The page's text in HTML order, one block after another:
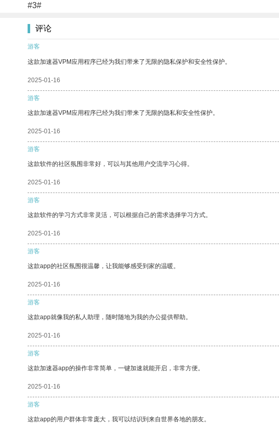
#3#
评论
游客
这款加速器VPM应用程序已经为我们带来了无限的隐私保护和安全性保护。
2025-01-16
游客
这款加速器VPM应用程序已经为我们带来了无限的隐私和安全性保护。
2025-01-16
游客
这款软件的社区氛围非常好，可以与其他用户交流学习心得。
2025-01-16
游客
这款软件的学习方式非常灵活，可以根据自己的需求选择学习方式。
2025-01-16
游客
这款app的社区氛围很温馨，让我能够感受到家的温暖。
2025-01-16
游客
这款app就像我的私人助理，随时随地为我的办公提供帮助。
2025-01-16
游客
这款加速器app的操作非常简单，一键加速就能开启，非常方便。
2025-01-16
游客
这款app的用户群体非常庞大，我可以结识到来自世界各地的朋友。